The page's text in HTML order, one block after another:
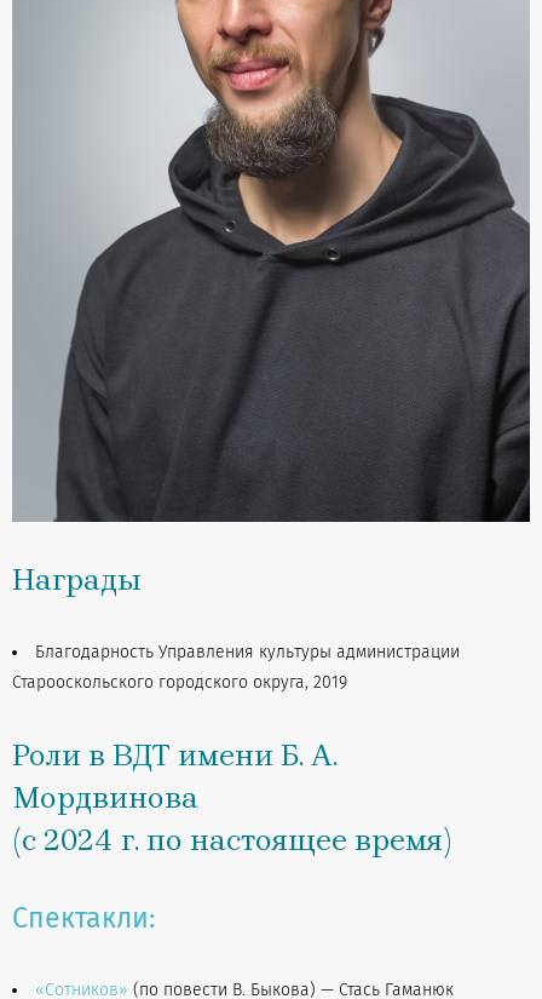
Награды
Благодарность Управления культуры администрации
Старооскольского городского округа, 2019
Роли в ВДТ имени Б. А.
Мордвинова
(с 2024 г. по настоящее время)
Спектакли:
«Сотников» (по повести В. Быкова) — Стась Гаманюк